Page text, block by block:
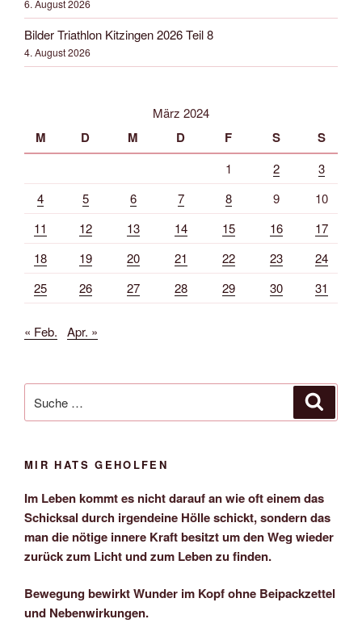
6. August 2026
Bilder Triathlon Kitzingen 2026 Teil 8
4. August 2026
März 2024
M D M D F S S
1 2
3
4
5 6 7 8 9
10
11
12 13 14 15 16
17
18
19 20 21 22 23
24
25
26 27 28 29 30 31
« Feb. Apr. »
nach:
MIR HATS GEHOLFEN
Im Leben kommt es nicht darauf an wie oft einem das
Schicksal durch irgendeine Hölle schickt, sondern das
man die nötige innere Kraft besitzt um den Weg wieder
zurück zum Licht und zum Leben zu finden.
Bewegung bewirkt Wunder im Kopf ohne Beipackzettel
und Nebenwirkungen.